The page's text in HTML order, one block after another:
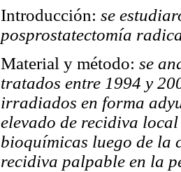
Introducción: se
posprostatectomía
Material y método: se
tratados entre 1994 y
irradiados en forma
elevado de recidiva
bioquímicas luego de la
recidiva palpable en la